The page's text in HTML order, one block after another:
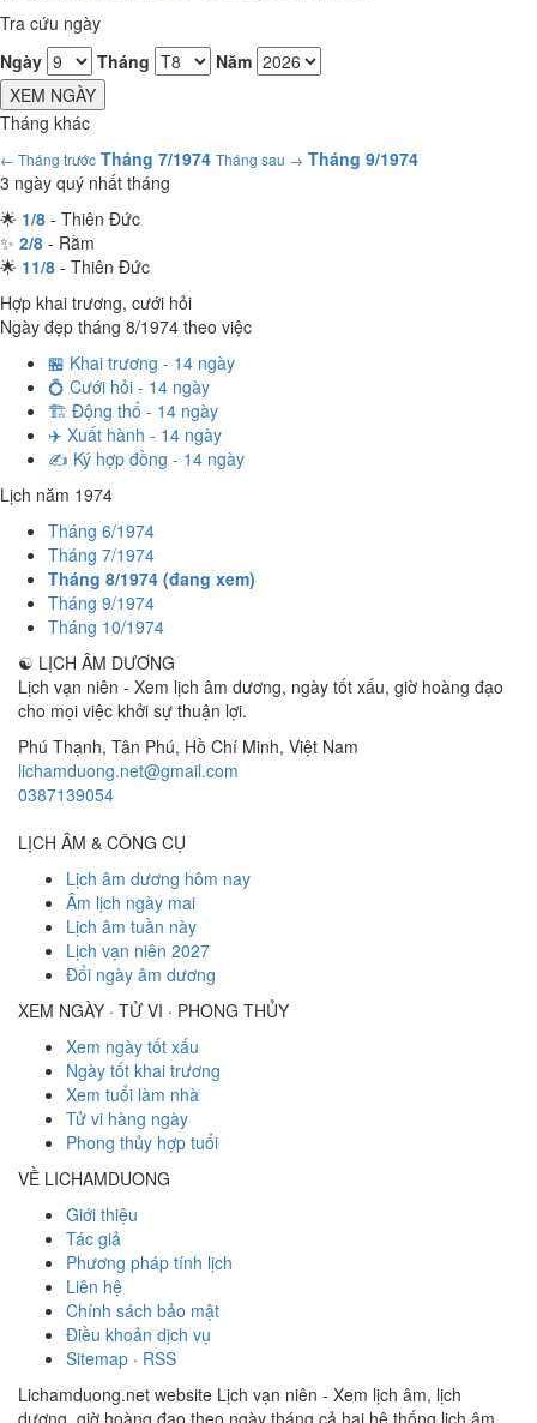
Tra cứu ngày
Ngày
Tháng
Năm
XEM NGÀY
Tháng khác
← Tháng trước Tháng 7/1974 Tháng sau → Tháng 9/1974
3 ngày quý nhất tháng
🌟 1/8 - Thiên Đức
✨ 2/8 - Rằm
🌟 11/8 - Thiên Đức
Hợp khai trương, cưới hỏi
Ngày đẹp tháng 8/1974 theo việc
🏪 Khai trương - 14 ngày
💍 Cưới hỏi - 14 ngày
🏗️ Động thổ - 14 ngày
✈️ Xuất hành - 14 ngày
✍️ Ký hợp đồng - 14 ngày
Lịch năm 1974
Tháng 6/1974
Tháng 7/1974
Tháng 8/1974 (đang xem)
Tháng 9/1974
Tháng 10/1974
☯ LỊCH ÂM DƯƠNG
Lịch vạn niên - Xem lịch âm dương, ngày tốt xấu, giờ hoàng đạo
cho mọi việc khởi sự thuận lợi.
Phú Thạnh, Tân Phú, Hồ Chí Minh, Việt Nam
lichamduong.net@gmail.com
0387139054
LỊCH ÂM & CÔNG CỤ
Lịch âm dương hôm nay
Âm lịch ngày mai
Lịch âm tuần này
Lịch vạn niên 2027
Đổi ngày âm dương
XEM NGÀY · TỬ VI · PHONG THỦY
Xem ngày tốt xấu
Ngày tốt khai trương
Xem tuổi làm nhà
Tử vi hàng ngày
Phong thủy hợp tuổi
VỀ LICHAMDUONG
Giới thiệu
Tác giả
Phương pháp tính lịch
Liên hệ
Chính sách bảo mật
Điều khoản dịch vụ
Sitemap · RSS
Lichamduong.net website Lịch vạn niên - Xem lịch âm, lịch
dương, giờ hoàng đạo theo ngày tháng cả hai hệ thống lịch âm,